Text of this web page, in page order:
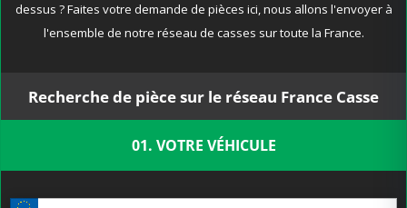
dessus ? Faites votre demande de pièces ici, nous allons l'envoyer à
l'ensemble de notre réseau de casses sur toute la France.
Recherche de pièce sur le réseau France Casse
01. VOTRE VÉHICULE